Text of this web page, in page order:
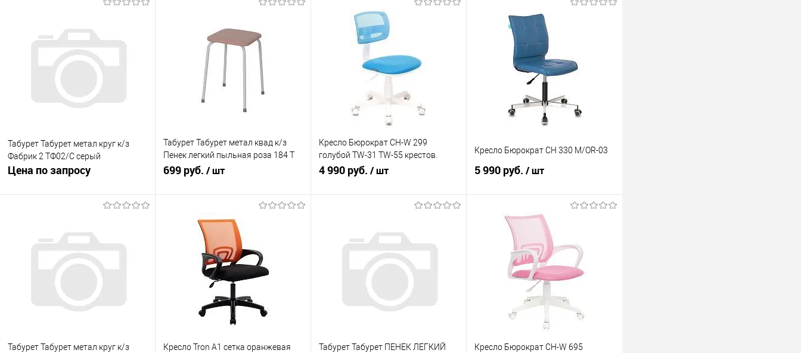
Табурет Табурет метал круг к/з
Фабрик 2 ТФ02/С серый
Цена по запросу
Запросить цену
Купить в 1 клик
К сравнению
В избранное
В наличии
Табурет Табурет метал квад к/з
Пенек легкий пыльная роза 184 Т
271 ПР
699 руб. / шт
Купить в 1 клик
В избранное
Под заказ
Кресло Бюрократ CH-W 299
голубой TW-31 TW-55 крестов.
пластик пластик белый CH-
4 990 руб. / шт
Купить в 1 клик
К сравнению
В избранное
В наличии
Кресло Бюрократ CH 330 M/OR-03
5 990 руб. / шт
В корзину
Купить в 1 клик
К сравнению
В избранное
В наличии
Табурет Табурет метал круг к/з
Кресло Tron А1 сетка оранжевая
Табурет Табурет ПЕНЕК ЛЕГКИЙ
Кресло Бюрократ CH-W 695